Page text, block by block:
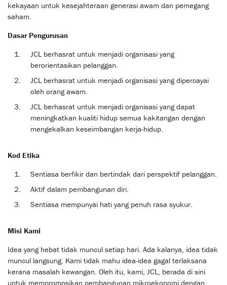
kekayaan untuk kesejahteraan generasi awam dan pemegang
saham.
Dasar Pengurusan
JCL berhasrat untuk menjadi organisasi yang
berorientasikan pelanggan.
JCL berhasrat untuk menjadi organisasi yang dipercayai
oleh orang awam.
JCL berhasrat untuk menjadi organisasi yang dapat
meningkatkan kualiti hidup semua kakitangan dengan
mengekalkan keseimbangan kerja-hidup.
Kod Etika
Sentiasa berfikir dan bertindak dari perspektif pelanggan.
Aktif dalam pembangunan diri.
Sentiasa mempunyai hati yang penuh rasa syukur.
Misi Kami
Idea yang hebat tidak muncul setiap hari. Ada kalanya, idea tidak
muncul langsung. Kami tidak mahu idea-idea gagal terlaksana
kerana masalah kewangan. Oleh itu, kami, JCL, berada di sini
untuk mempromosikan pembangunan mikroekonomi dengan